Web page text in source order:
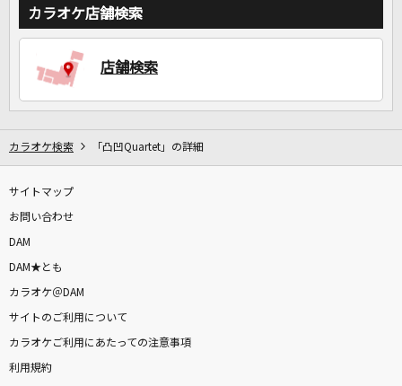
カラオケ店舗検索
店舗検索
カラオケ検索 「凸凹Quartet」の詳細
サイトマップ
お問い合わせ
DAM
DAM★とも
カラオケ＠DAM
サイトのご利用について
カラオケご利用にあたっての注意事項
利用規約